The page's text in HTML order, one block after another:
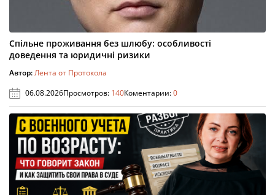
Спільне проживання без шлюбу: особливості
доведення та юридичні ризики
Автор:Лента от Протокола
06.08.2026Просмотров: 140Коментарии:0